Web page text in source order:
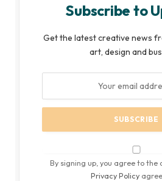
Subscribe to
Get the latest creative news
art, design and
By signing up, you agree to the
Privacy Policy